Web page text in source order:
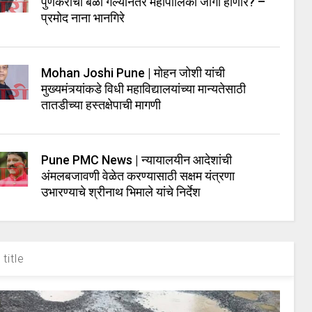
प्रमोद नाना भानगिरे
Mohan Joshi Pune | मोहन जोशी यांची
मुख्यमंत्र्यांकडे विधी महाविद्यालयांच्या मान्यतेसाठी
तातडीच्या हस्तक्षेपाची मागणी
Pune PMC News | न्यायालयीन आदेशांची
अंमलबजावणी वेळेत करण्यासाठी सक्षम यंत्रणा
उभारण्याचे श्रीनाथ भिमाले यांचे निर्देश